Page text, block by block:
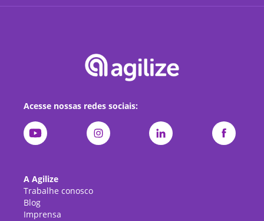
Acesse nossas redes sociais:
A Agilize
Trabalhe conosco
Blog
Imprensa